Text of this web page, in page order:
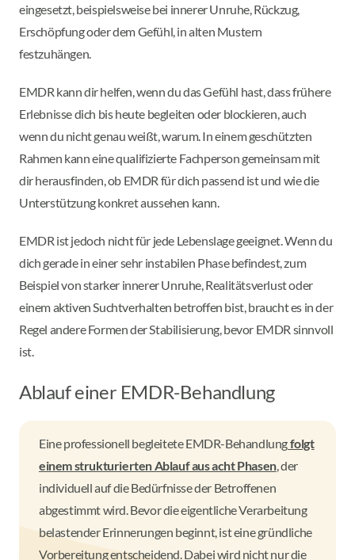
eingesetzt, beispielsweise bei innerer Unruhe, Rückzug,
Erschöpfung oder dem Gefühl, in alten Mustern
festzuhängen.
EMDR kann dir helfen, wenn du das Gefühl hast, dass frühere
Erlebnisse dich bis heute begleiten oder blockieren, auch
wenn du nicht genau weißt, warum. In einem geschützten
Rahmen kann eine qualifizierte Fachperson gemeinsam mit
dir herausfinden, ob EMDR für dich passend ist und wie die
Unterstützung konkret aussehen kann.
EMDR ist jedoch nicht für jede Lebenslage geeignet. Wenn du
dich gerade in einer sehr instabilen Phase befindest, zum
Beispiel von starker innerer Unruhe, Realitätsverlust oder
einem aktiven Suchtverhalten betroffen bist, braucht es in der
Regel andere Formen der Stabilisierung, bevor EMDR sinnvoll
ist.
Ablauf einer EMDR-Behandlung
Eine professionell begleitete EMDR-Behandlungfolgt
einem strukturierten Ablauf aus acht Phasen, der
individuell auf die Bedürfnisse der Betroffenen
abgestimmt wird. Bevor die eigentliche Verarbeitung
belastender Erinnerungen beginnt, ist eine gründliche
Vorbereitung entscheidend. Dabei wird nicht nur die